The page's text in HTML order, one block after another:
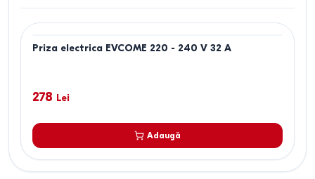
Priza electrica EVCOME 220 - 240 V 32 A
278 Lei
Adaugă